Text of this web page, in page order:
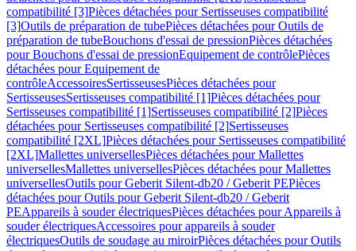
compatibilité [3]Pièces détachées pour Sertisseuses compatibilité
[3]Outils de préparation de tubePièces détachées pour Outils de
préparation de tubeBouchons d'essai de pressionPièces détachées
pour Bouchons d'essai de pressionEquipement de contrôlePièces
détachées pour Equipement de
contrôleAccessoiresSertisseusesPièces détachées pour
SertisseusesSertisseuses compatibilité [1]Pièces détachées pour
Sertisseuses compatibilité [1]Sertisseuses compatibilité [2]Pièces
détachées pour Sertisseuses compatibilité [2]Sertisseuses
compatibilité [2XL]Pièces détachées pour Sertisseuses compatibilité
[2XL]Mallettes universellesPièces détachées pour Mallettes
universellesMallettes universellesPièces détachées pour Mallettes
universellesOutils pour Geberit Silent-db20 / Geberit PEPièces
détachées pour Outils pour Geberit Silent-db20 / Geberit
PEAppareils à souder électriquesPièces détachées pour Appareils à
souder électriquesAccessoires pour appareils à souder
électriquesOutils de soudage au miroirPièces détachées pour Outils